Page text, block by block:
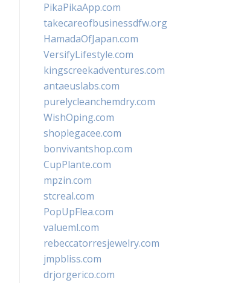
PikaPikaApp.com
takecareofbusinessdfw.org
HamadaOfJapan.com
VersifyLifestyle.com
kingscreekadventures.com
antaeuslabs.com
purelycleanchemdry.com
WishOping.com
shoplegacee.com
bonvivantshop.com
CupPlante.com
mpzin.com
stcreal.com
PopUpFlea.com
valueml.com
rebeccatorresjewelry.com
jmpbliss.com
drjorgerico.com